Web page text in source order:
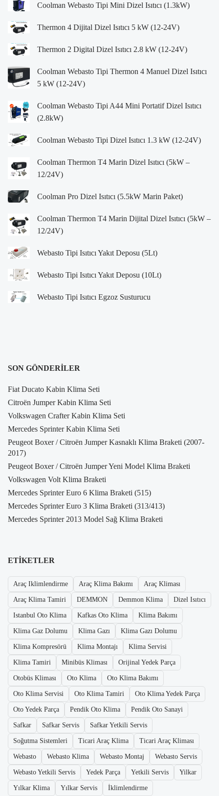
Coolman Webasto Tipi Mini Dizel Isıtıcı (1.3kW)
Thermon 4 Dijital Dizel Isıtıcı 5 kW (12-24V)
Thermon 2 Digital Dizel Isıtıcı 2.8 kW (12-24V)
Coolman Webasto Tipi Thermon 4 Manuel Dizel Isıtıcı
5 kW (12-24V)
Coolman Webasto Tipi A44 Mini Portatif Dizel Isıtıcı
(2.8kW)
Coolman Webasto Tipi Dizel Isıtıcı 1.3 kW (12-24V)
Coolman Thermon T4 Marin Dizel Isıtıcı (5kW –
12/24V)
Coolman Pro Dizel Isıtıcı (5.5kW Marin Paket)
Coolman Thermon T4 Marin Dijital Dizel Isıtıcı (5kW –
12/24V)
Webasto Tipi Isıtıcı Yakıt Deposu (5Lt)
Webasto Tipi Isıtıcı Yakıt Deposu (10Lt)
Webasto Tipi Isıtıcı Egzoz Susturucu
SON GÖNDERILER
Fiat Ducato Kabin Klima Seti
Citroën Jumper Kabin Klima Seti
Volkswagen Crafter Kabin Klima Seti
Mercedes Sprinter Kabin Klima Seti
Peugeot Boxer / Citroën Jumper Kasnaklı Klima Braketi (2007-
2017)
Peugeot Boxer / Citroën Jumper Yeni Model Klima Braketi
Volkswagen Volt Klima Braketi
Mercedes Sprinter Euro 6 Klima Braketi (515)
Mercedes Sprinter Euro 3 Klima Braketi (313/413)
Mercedes Sprinter 2013 Model Sağ Klima Braketi
ETIKETLER
Araç Iklimlendirme Araç Klima Bakımı Araç Kliması
Araç Klima Tamiri DEMMON Demmon Klima Dizel Isıtıcı
Istanbul Oto Klima Kafkas Oto Klima Klima Bakımı
Klima Gaz Dolumu Klima Gazı Klima Gazı Dolumu
Klima Kompresörü Klima Montajı Klima Servisi
Klima Tamiri Minibüs Kliması Orijinal Yedek Parça
Otobüs Kliması Oto Klima Oto Klima Bakımı
Oto Klima Servisi Oto Klima Tamiri Oto Klima Yedek Parça
Oto Yedek Parça Pendik Oto Klima Pendik Oto Sanayi
Safkar Safkar Servis Safkar Yetkili Servis
Soğutma Sistemleri Ticari Araç Klima Ticari Araç Kliması
Webasto Webasto Klima Webasto Montaj Webasto Servis
Webasto Yetkili Servis Yedek Parça Yetkili Servis Yilkar
Yılkar Klima Yılkar Servis İklimlendirme